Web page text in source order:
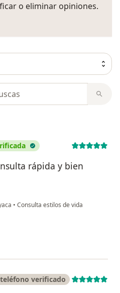
o eliminar opiniones.
rápida y bien
• Consulta estilos de vida
verificado